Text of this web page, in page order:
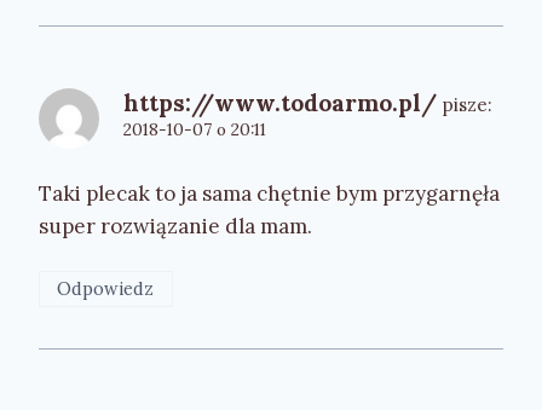
https://www.todoarmo.pl/ pisze:
2018-10-07 o 20:11
Taki plecak to ja sama chętnie bym przygarnęła
super rozwiązanie dla mam.
Odpowiedz